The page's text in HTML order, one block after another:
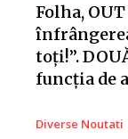
Folha,
toți!”.
funcția de
Diverse Noutati